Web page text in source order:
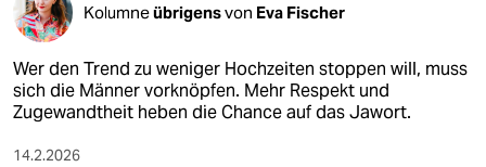
veranstaltungen
shop
fragen & hilfe
unterstützen
Kolumneübrigensvon Eva Fischer
Wer den Trend zu weniger Hochzeiten stoppen will, muss
sich die Männer vorknöpfen. Mehr Respekt und
Zugewandtheit heben die Chance auf das Jawort.
14.2.2026